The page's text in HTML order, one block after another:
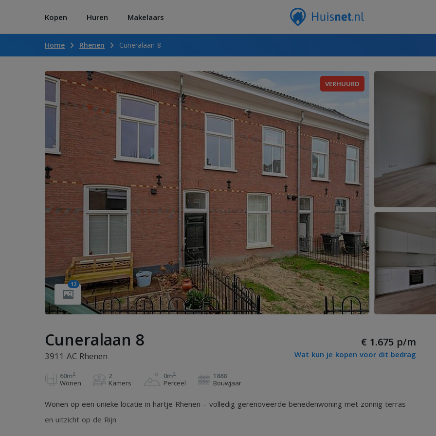
Kopen Huren Makelaars
Home Rhenen Cuneralaan 8
VERHUURD
12
Cuneralaan 8
3911 AC Rhenen
€ 1.675 p/m
Wat kun je kopen voor dit bedrag
60m2
Wonen
2
Kamers
0m2
Perceel
1888
Bouwjaar
Wonen op een unieke locatie in hartje Rhenen – volledig gerenoveerde benedenwoning met zonnig terras
en uitzicht op de Rijn